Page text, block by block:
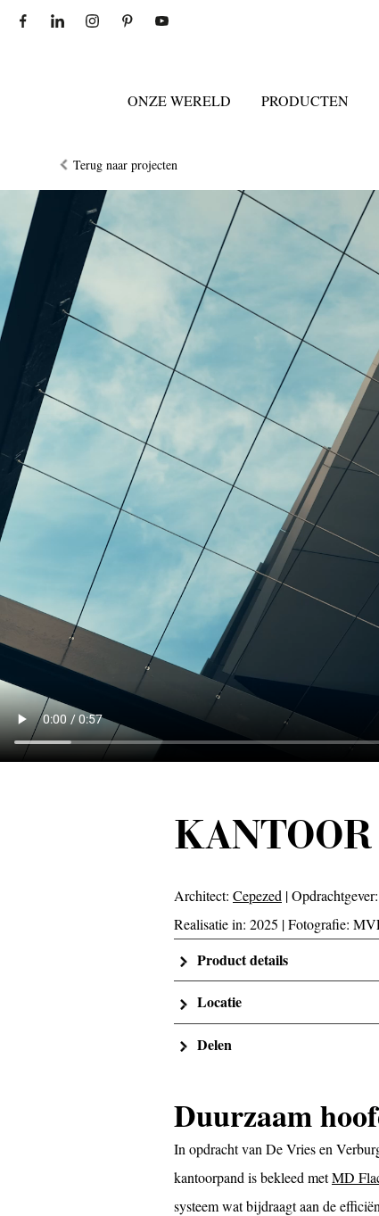
ONZE WERELD PRODUCTEN
Terug naar projecten
Architect: Cepezed | Opdrachtgever:
Realisatie in: 2025 | Fotografie:
Product details
Locatie
Delen
Duurzaam
In opdracht van De Vries en
kantoorpand is bekleed metMD
systeem wat bijdraagt aan de